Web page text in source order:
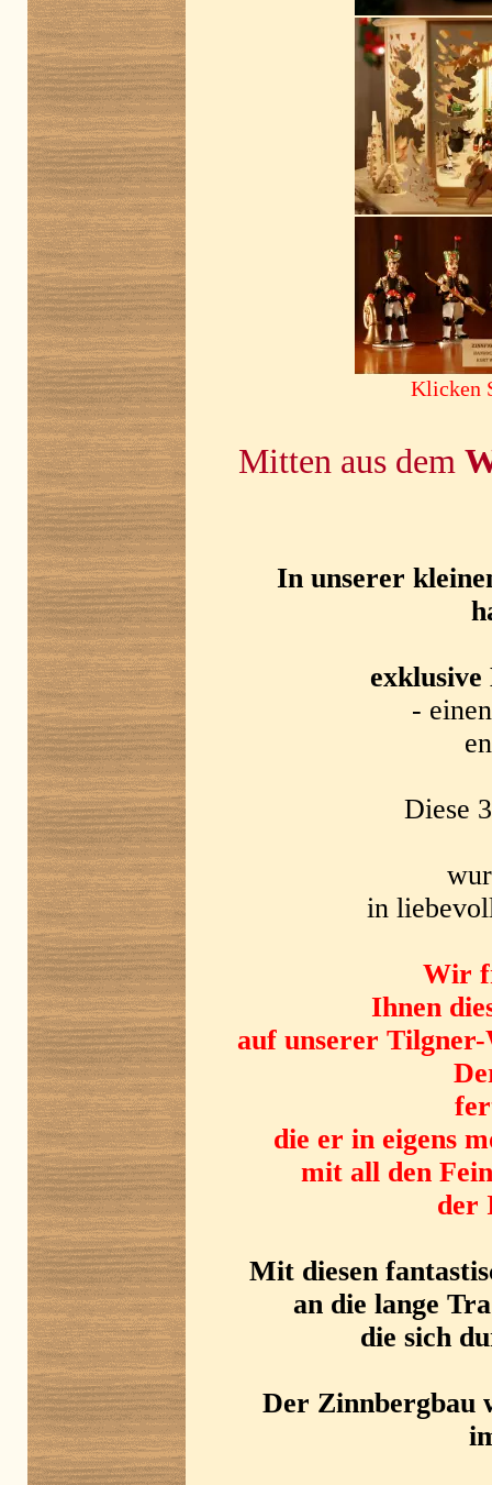
Klicken
Mitten aus dem
In unserer
-
Diese
in
Wir
Ihnen
auf unserer Tilgner-
die er in eigens
mit all den
der
Mit diesen
an die lange
die sich
Der Zinnbergbau